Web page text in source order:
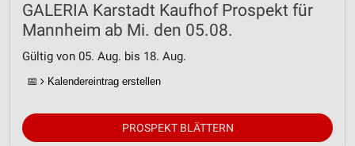
GALERIA Karstadt Kaufhof Prospekt für
Mannheim ab Mi. den 05.08.
Gültig von 05. Aug. bis 18. Aug.
📅 Kalendereintrag erstellen
PROSPEKT BLÄTTERN